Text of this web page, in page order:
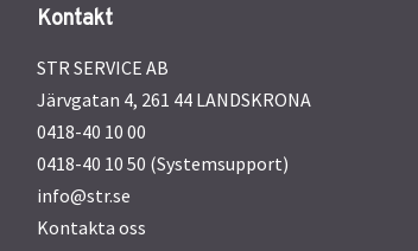
Kontakt
STR SERVICE AB
Järvgatan 4, 261 44 LANDSKRONA
0418-40 10 00
0418-40 10 50 (Systemsupport)
info@str.se
Kontakta oss